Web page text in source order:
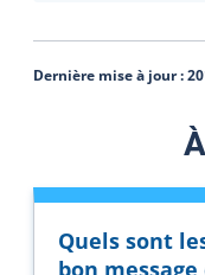
Dernière mise à jour :
Quels sont
bon message